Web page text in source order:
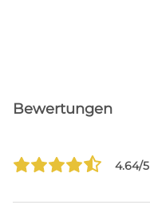
Bewertungen
4.64/5